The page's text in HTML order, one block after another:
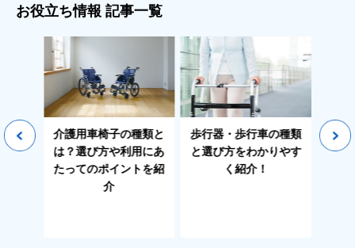
お役立ち情報 記事一覧
と
にあ
歩行器・歩行車の種類
と選び方をわかりやす
く紹介！
歩行器・歩行車とシル
バーカーの特徴や違い
を詳しく紹介！
福
ス（